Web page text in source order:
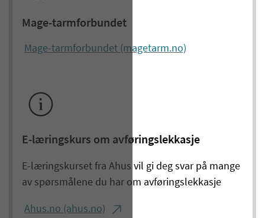
Mage-tarmforbundet
Mage-tarmforbundet (magetarm.no)
E-læringskurs om avføringslekkasje
E-læringskurset fra Ahus vil gi deg svar på mange
av spørsmålene du har om avføringslekkasje
Ahus.no (ahus.no)